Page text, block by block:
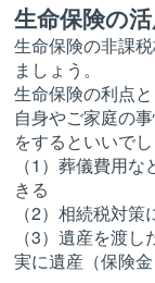
生命保険の
生命保険の非課
ましょう。
生命保険の利点
自身やご家庭の
をするといいでし
（1）葬儀費用
きる
（2）相続税対
（3）遺産を渡
実に遺産（保険